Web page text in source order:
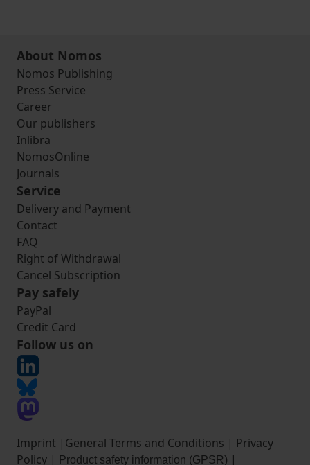
About Nomos
Nomos Publishing
Press Service
Career
Our publishers
Inlibra
NomosOnline
Journals
Service
Delivery and Payment
Contact
FAQ
Right of Withdrawal
Cancel Subscription
Pay safely
PayPal
Credit Card
Follow us on
Imprint | General Terms and Conditions | Privacy
Policy | Product safety information (GPSR) |